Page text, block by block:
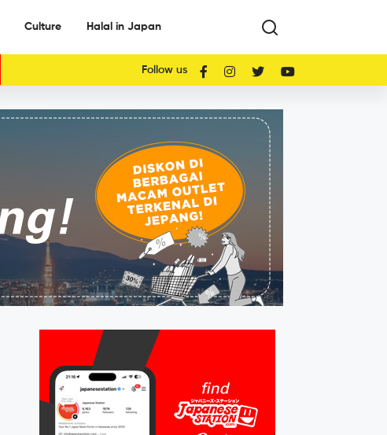
Culture Halal in Japan
Follow us